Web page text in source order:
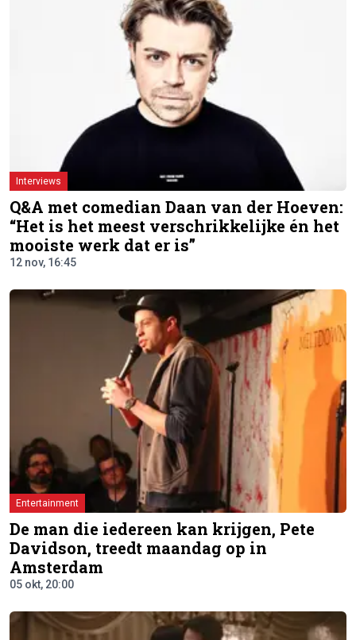
Interviews
Q&A met comedian Daan van der Hoeven:
“Het is het meest verschrikkelijke én het
mooiste werk dat er is”
12 nov, 16:45
Entertainment
De man die iedereen kan krijgen, Pete
Davidson, treedt maandag op in
Amsterdam
05 okt, 20:00